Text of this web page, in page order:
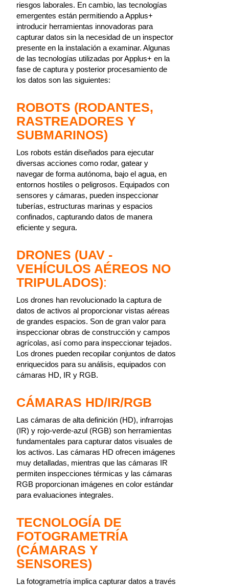
riesgos laborales. En cambio, las tecnologías
emergentes están permitiendo a Applus+
introducir herramientas innovadoras para
capturar datos sin la necesidad de un inspector
presente en la instalación a examinar. Algunas
de las tecnologías utilizadas por Applus+ en la
fase de captura y posterior procesamiento de
los datos son las siguientes:
ROBOTS (RODANTES,
RASTREADORES Y
SUBMARINOS)
Los robots están diseñados para ejecutar
diversas acciones como rodar, gatear y
navegar de forma autónoma, bajo el agua, en
entornos hostiles o peligrosos. Equipados con
sensores y cámaras, pueden inspeccionar
tuberías, estructuras marinas y espacios
confinados, capturando datos de manera
eficiente y segura.
DRONES (UAV -
VEHÍCULOS AÉREOS NO
TRIPULADOS):
Los drones han revolucionado la captura de
datos de activos al proporcionar vistas aéreas
de grandes espacios. Son de gran valor para
inspeccionar obras de construcción y campos
agrícolas, así como para inspeccionar tejados.
Los drones pueden recopilar conjuntos de datos
enriquecidos para su análisis, equipados con
cámaras HD, IR y RGB.
CÁMARAS HD/IR/RGB
Las cámaras de alta definición (HD), infrarrojas
(IR) y rojo-verde-azul (RGB) son herramientas
fundamentales para capturar datos visuales de
los activos. Las cámaras HD ofrecen imágenes
muy detalladas, mientras que las cámaras IR
permiten inspecciones térmicas y las cámaras
RGB proporcionan imágenes en color estándar
para evaluaciones integrales.
TECNOLOGÍA DE
FOTOGRAMETRÍA
(CÁMARAS Y
SENSORES)
La fotogrametría implica capturar datos a través